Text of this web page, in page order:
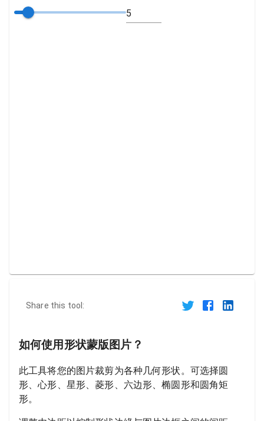
Share this tool:
如何使用形状蒙版图片？
此工具将您的图片裁剪为各种几何形状。可选择圆
形、心形、星形、菱形、六边形、椭圆形和圆角矩
形。